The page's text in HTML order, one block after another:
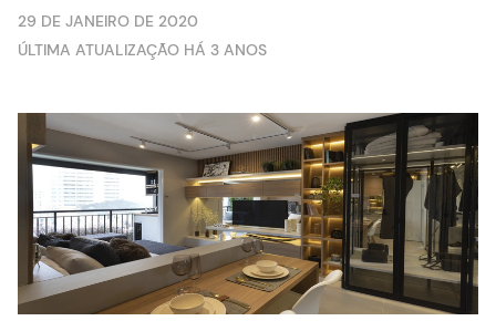
29 DE JANEIRO DE 2020
ÚLTIMA ATUALIZAÇÃO HÁ 3 ANOS